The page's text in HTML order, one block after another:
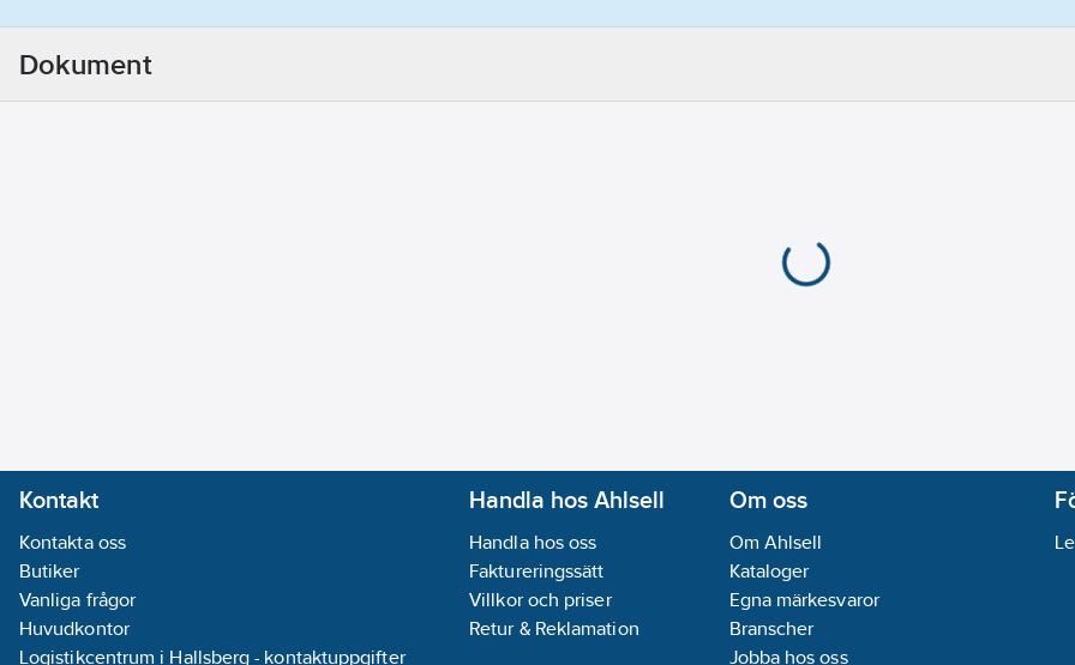
Dokument
Kontakt
Kontakta oss
Butiker
Vanliga frågor
Huvudkontor
Logistikcentrum i Hallsberg - kontaktuppgifter
Handla hos Ahlsell
Handla hos oss
Faktureringssätt
Villkor och priser
Retur & Reklamation
Om oss
Om Ahlsell
Kataloger
Egna märkesvaror
Branscher
Jobba hos oss